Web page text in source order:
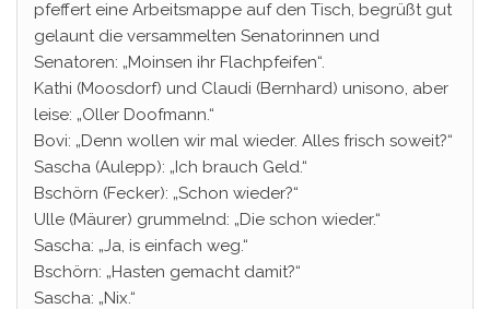
pfeffert eine Arbeitsmappe auf den Tisch, begrüßt gut
gelaunt die versammelten Senatorinnen und
Senatoren: „Moinsen ihr Flachpfeifen“.
Kathi (Moosdorf) und Claudi (Bernhard) unisono, aber
leise: „Oller Doofmann.“
Bovi: „Denn wollen wir mal wieder. Alles frisch soweit?“
Sascha (Aulepp): „Ich brauch Geld.“
Bschörn (Fecker): „Schon wieder?“
Ulle (Mäurer) grummelnd: „Die schon wieder.“
Sascha: „Ja, is einfach weg.“
Bschörn: „Hasten gemacht damit?“
Sascha: „Nix.“